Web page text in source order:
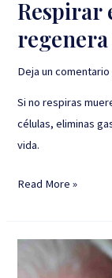
Respirar
Deja un comentario
Si no respiras
células, eliminas
vida.
Read More »
dolor